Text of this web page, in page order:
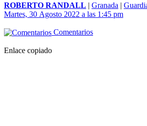
ROBERTO RANDALL | Granada |
Martes, 30 Agosto 2022 a las 1:45 pm
Comentarios
Enlace copiado